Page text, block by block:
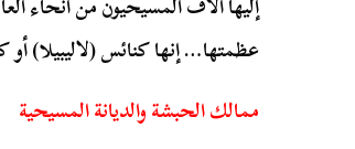
عظمتها… إنها كنائس (لاليبيلا)
ممالك الحبشة والديانة المسيحية